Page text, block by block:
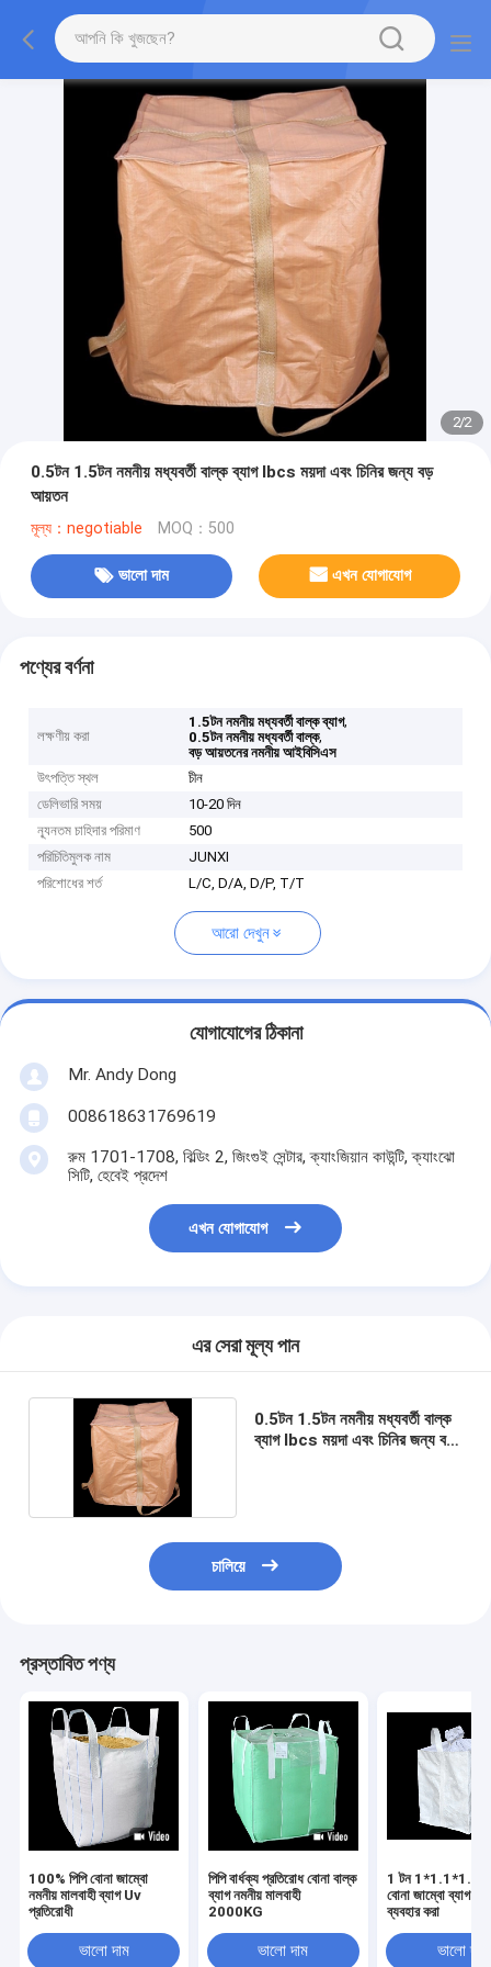
2/2
0.5টন 1.5টন নমনীয় মধ্যবর্তী বাল্ক ব্যাগ Ibcs ময়দা এবং চিনির জন্য বড়
আয়তন
মূল্য：negotiable MOQ：500
ভালো দাম এখন যোগাযোগ
পণ্যের বর্ণনা
লক্ষণীয় করা
1.5টন নমনীয় মধ্যবর্তী বাল্ক ব্যাগ,
0.5টন নমনীয় মধ্যবর্তী বাল্ক,
বড় আয়তনের নমনীয় আইবিসিএস
উৎপত্তি স্থল
চীন
ডেলিভারি সময়
10-20 দিন
ন্যূনতম চাহিদার পরিমাণ
500
পরিচিতিমুলক নাম
JUNXI
পরিশোধের শর্ত
L/C, D/A, D/P, T/T
আরো দেখুন
যোগাযোগের ঠিকানা
Mr. Andy Dong
008618631769619
রুম 1701-1708, বিল্ডিং 2, জিংগুই সেন্টার, ক্যাংজিয়ান কাউন্টি, ক্যাংঝো
সিটি, হেবেই প্রদেশ
এখন যোগাযোগ
এর সেরা মূল্য পান
0.5টন 1.5টন নমনীয় মধ্যবর্তী বাল্ক
ব্যাগ Ibcs ময়দা এবং চিনির জন্য বড়
চালিয়ে
প্রস্তাবিত পণ্য
100% পিপি বোনা জাম্বো
নমনীয় মালবাহী ব্যাগ Uv
প্রতিরোধী
ভালো দাম
পিপি বার্ধক্য প্রতিরোধ বোনা বাল্ক
ব্যাগ নমনীয় মালবাহী
2000KG
ভালো দাম
1 টন
বোনা জাম্বো ব্যাগ
ব্যবহার করা
ভালো দাম